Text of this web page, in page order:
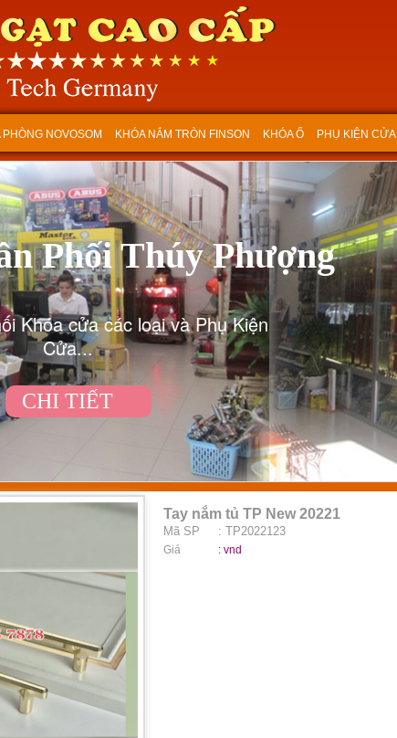
PHÒNG NOVOSOM KHÓA NẮM TRÒN FINSON KHÓA Ổ PHỤ KIỆN CỬA
Phối Thúy Phượng
Khóa cửa các loại và Phụ Kiện
Cửa...
CHI TIẾT
Tay nắm tủ TP New 20221
Mã SP : TP2022123
Giá : vnd